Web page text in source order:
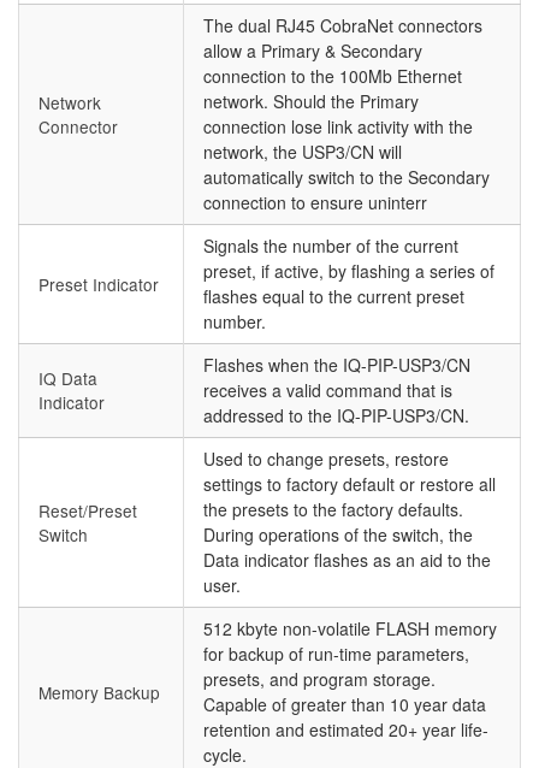
Network
Connector
The dual RJ45 CobraNet connectors
allow a Primary & Secondary
connection to the 100Mb Ethernet
network. Should the Primary
connection lose link activity with the
network, the USP3/CN will
automatically switch to the Secondary
connection to ensure uninterr
Preset Indicator
Signals the number of the current
preset, if active, by flashing a series of
flashes equal to the current preset
number.
IQ Data
Indicator
Flashes when the IQ-PIP-USP3/CN
receives a valid command that is
addressed to the IQ-PIP-USP3/CN.
Reset/Preset
Switch
Used to change presets, restore
settings to factory default or restore all
the presets to the factory defaults.
During operations of the switch, the
Data indicator flashes as an aid to the
user.
Memory Backup
512 kbyte non-volatile FLASH memory
for backup of run-time parameters,
presets, and program storage.
Capable of greater than 10 year data
retention and estimated 20+ year life-
cycle.